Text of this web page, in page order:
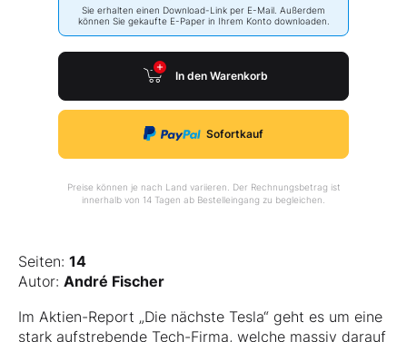
Sie erhalten einen Download-Link per E-Mail. Außerdem
können Sie gekaufte E-Paper in Ihrem Konto downloaden.
In den Warenkorb
Sofortkauf
Preise können je nach Land variieren. Der Rechnungsbetrag ist
innerhalb von 14 Tagen ab Bestelleingang zu begleichen.
Seiten: 14
Autor: André Fischer
Im Aktien-Report „Die nächste Tesla“ geht es um eine
stark aufstrebende Tech-Firma, welche massiv darauf